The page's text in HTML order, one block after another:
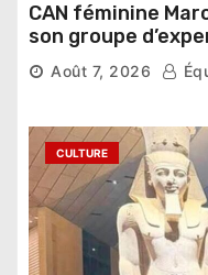
CAN féminine
son groupe
compétition
Août 7, 2026
CULTURE